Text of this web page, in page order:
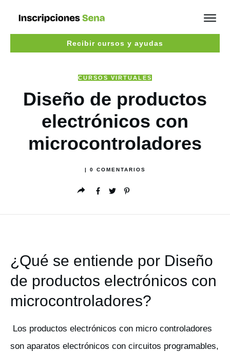
Recibir cursos y ayudas
CURSOS VIRTUALES
Diseño de productos
electrónicos con
microcontroladores
0 COMENTARIOS
¿Qué se entiende por Diseño
de productos electrónicos con
microcontroladores?
Los productos electrónicos con micro controladores
son aparatos electrónicos con circuitos programables,